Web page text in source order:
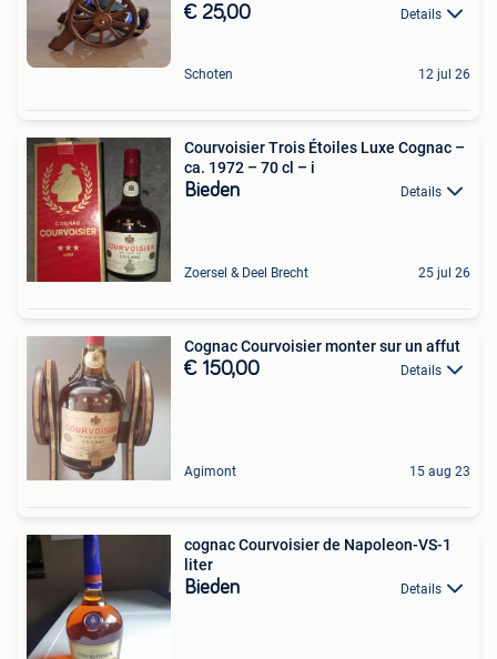
€ 25,00 Details
Schoten 12 jul 26
Courvoisier Trois Étoiles Luxe Cognac –
ca. 1972 – 70 cl – i
Bieden Details
Zoersel & Deel Brecht 25 jul 26
Cognac Courvoisier monter sur un affut
€ 150,00 Details
Agimont 15 aug 23
cognac Courvoisier de Napoleon-VS-1
liter
Bieden Details